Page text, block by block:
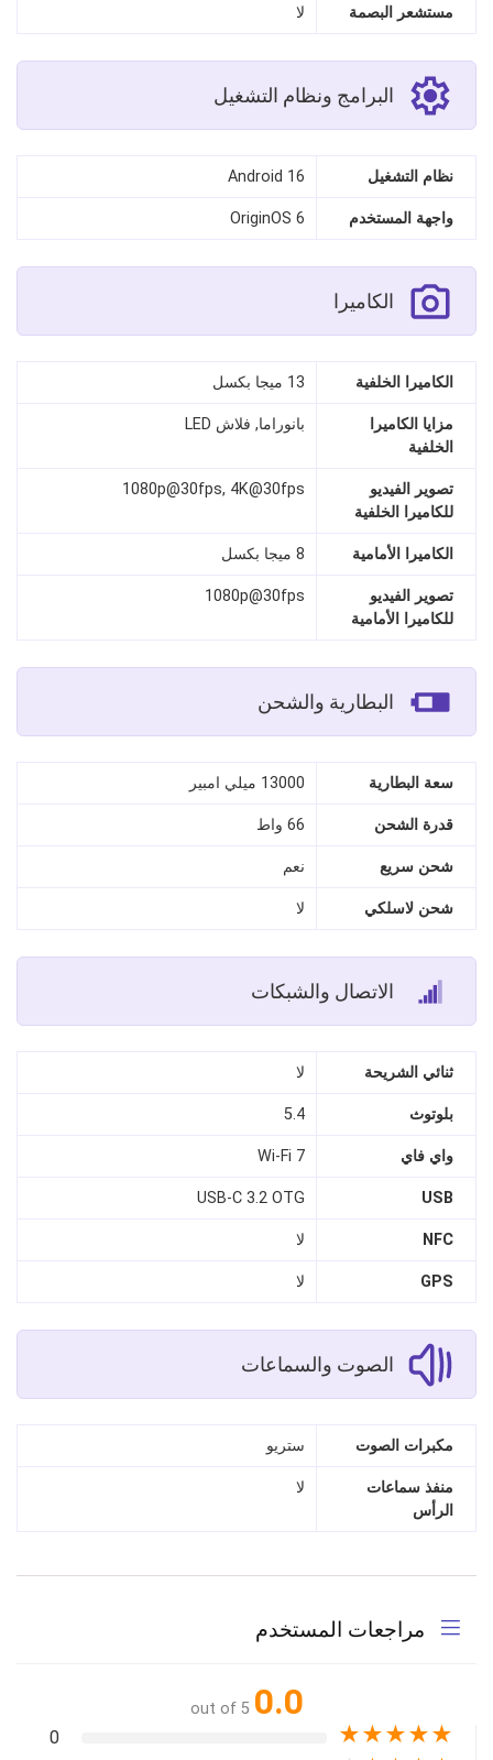
مستشعر البصمة لا
البرامج ونظام التشغيل
نظام التشغيل Android 16
واجهة المستخدم OriginOS 6
الكاميرا
الكاميرا الخلفية 13 ميجا بكسل
مزايا الكاميرا
الخلفية
بانوراما, فلاش LED
تصوير الفيديو
للكاميرا الخلفية
1080p@30fps, 4K@30fps
الكاميرا الأمامية 8 ميجا بكسل
تصوير الفيديو
للكاميرا الأمامية
1080p@30fps
البطارية والشحن
سعة البطارية 13000 ميلي امبير
قدرة الشحن 66 واط
شحن سريع نعم
شحن لاسلكي لا
الاتصال والشبكات
ثنائي الشريحة لا
بلوتوث 5.4
واي فاي Wi-Fi 7
USB
USB-C 3.2 OTG
NFC لا
GPS لا
الصوت والسماعات
مكبرات الصوت ستريو
منفذ سماعات
الرأس
لا
مراجعات المستخدم
0.0
out of 5
★
★
★
★
★
0